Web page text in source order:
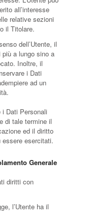
all’interesse
relative sezioni
il Titolare.
dell’Utente, il
a lungo sino a
Inoltre, il
i Dati
ad un
Dati Personali
di tale termine il
ed il diritto
essere esercitati.
Generale
diritti con
l’Utente ha il